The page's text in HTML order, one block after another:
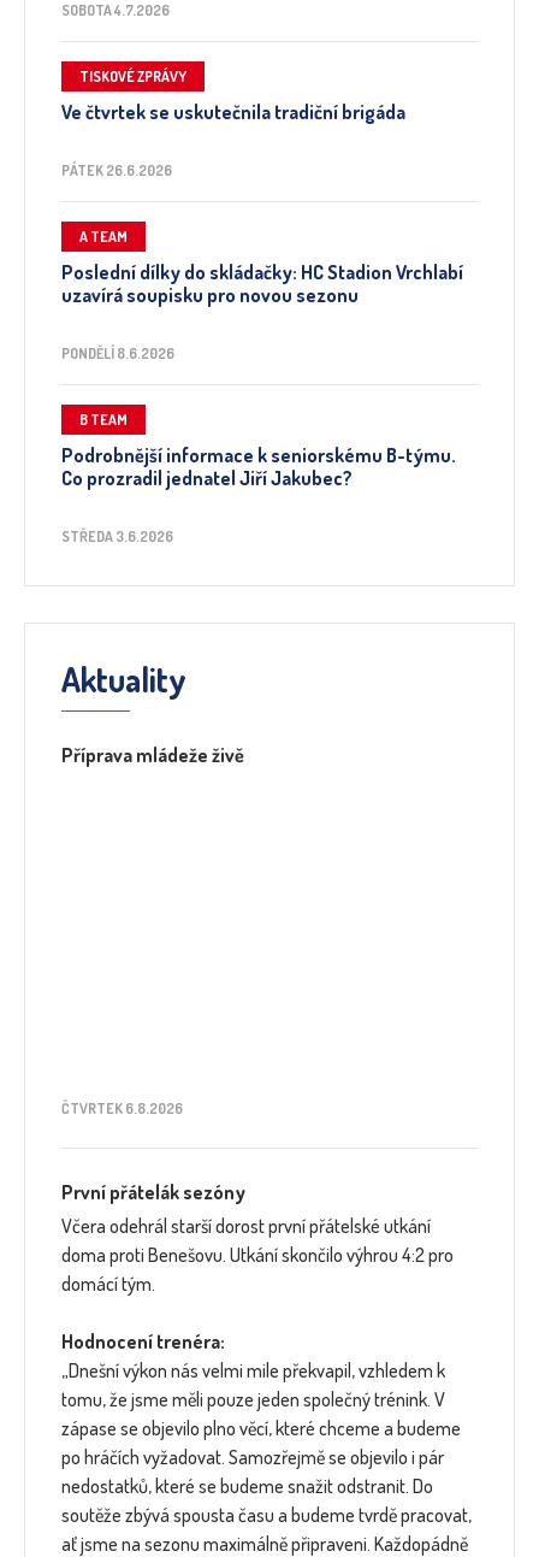
SOBOTA 4.7.2026
TISKOVÉ ZPRÁVY
Ve čtvrtek se uskutečnila tradiční brigáda
PÁTEK 26.6.2026
A TEAM
Poslední dílky do skládačky: HC Stadion Vrchlabí
uzavírá soupisku pro novou sezonu
PONDĚLÍ 8.6.2026
B TEAM
Podrobnější informace k seniorskému B-týmu.
Co prozradil jednatel Jiří Jakubec?
STŘEDA 3.6.2026
Aktuality
Příprava mládeže živě
ČTVRTEK 6.8.2026
První přátelák sezóny
Včera odehrál starší dorost první přátelské utkání
doma proti Benešovu. Utkání skončilo výhrou 4:2 pro
domácí tým.
Hodnocení trenéra:
„Dnešní výkon nás velmi mile překvapil, vzhledem k
tomu, že jsme měli pouze jeden společný trénink. V
zápase se objevilo plno věcí, které chceme a budeme
po hráčích vyžadovat. Samozřejmě se objevilo i pár
nedostatků, které se budeme snažit odstranit. Do
soutěže zbývá spousta času a budeme tvrdě pracovat,
ať jsme na sezonu maximálně připraveni. Každopádně